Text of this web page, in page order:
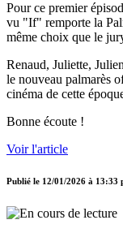
Pour ce premier
vu "If" remporte la
même choix que le
Renaud, Juliette,
le nouveau palmarès
cinéma de cette
Bonne écoute !
Voir l'article
Publié le 12/01/2026 à 13:33